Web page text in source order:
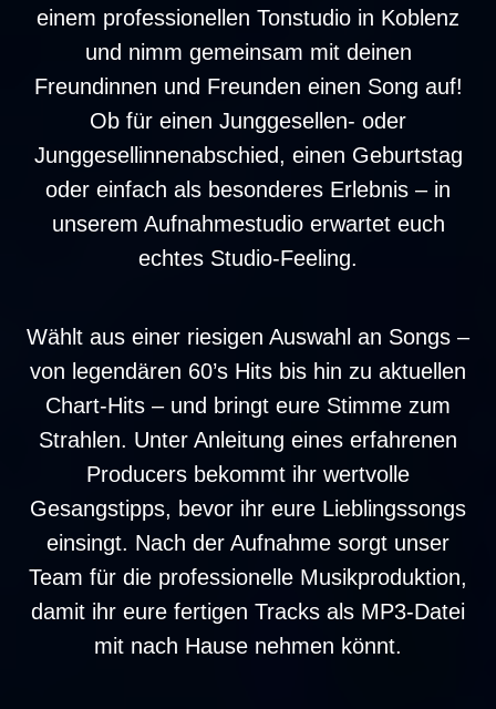
einem professionellen Tonstudio in Koblenz
und nimm gemeinsam mit deinen
Freundinnen und Freunden einen Song auf!
Ob für einen Junggesellen- oder
Junggesellinnenabschied, einen Geburtstag
oder einfach als besonderes Erlebnis – in
unserem Aufnahmestudio erwartet euch
echtes Studio-Feeling.
Wählt aus einer riesigen Auswahl an Songs –
von legendären 60’s Hits bis hin zu aktuellen
Chart-Hits – und bringt eure Stimme zum
Strahlen. Unter Anleitung eines erfahrenen
Producers bekommt ihr wertvolle
Gesangstipps, bevor ihr eure Lieblingssongs
einsingt. Nach der Aufnahme sorgt unser
Team für die professionelle Musikproduktion,
damit ihr eure fertigen Tracks als MP3-Datei
mit nach Hause nehmen könnt.